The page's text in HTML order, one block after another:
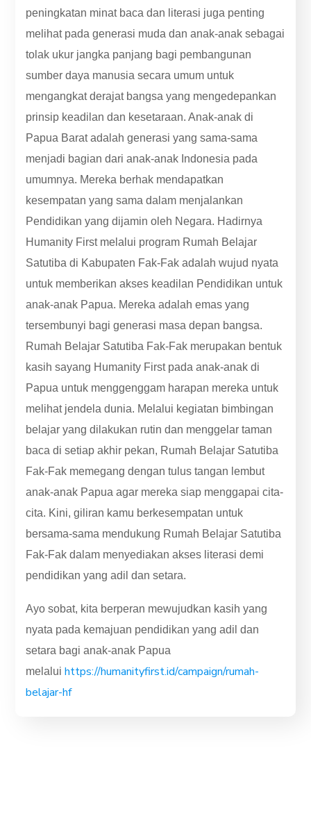
peningkatan minat baca dan literasi juga penting
melihat pada generasi muda dan anak-anak sebagai
tolak ukur jangka panjang bagi pembangunan
sumber daya manusia secara umum untuk
mengangkat derajat bangsa yang mengedepankan
prinsip keadilan dan kesetaraan. Anak-anak di
Papua Barat adalah generasi yang sama-sama
menjadi bagian dari anak-anak Indonesia pada
umumnya. Mereka berhak mendapatkan
kesempatan yang sama dalam menjalankan
Pendidikan yang dijamin oleh Negara. Hadirnya
Humanity First melalui program Rumah Belajar
Satutiba di Kabupaten Fak-Fak adalah wujud nyata
untuk memberikan akses keadilan Pendidikan untuk
anak-anak Papua. Mereka adalah emas yang
tersembunyi bagi generasi masa depan bangsa.
Rumah Belajar Satutiba Fak-Fak merupakan bentuk
kasih sayang Humanity First pada anak-anak di
Papua untuk menggenggam harapan mereka untuk
melihat jendela dunia. Melalui kegiatan bimbingan
belajar yang dilakukan rutin dan menggelar taman
baca di setiap akhir pekan, Rumah Belajar Satutiba
Fak-Fak memegang dengan tulus tangan lembut
anak-anak Papua agar mereka siap menggapai cita-
cita. Kini, giliran kamu berkesempatan untuk
bersama-sama mendukung Rumah Belajar Satutiba
Fak-Fak dalam menyediakan akses literasi demi
pendidikan yang adil dan setara.
Ayo sobat, kita berperan mewujudkan kasih yang
nyata pada kemajuan pendidikan yang adil dan
setara bagi anak-anak Papua
melaluihttps://humanityfirst.id/campaign/rumah-
belajar-hf